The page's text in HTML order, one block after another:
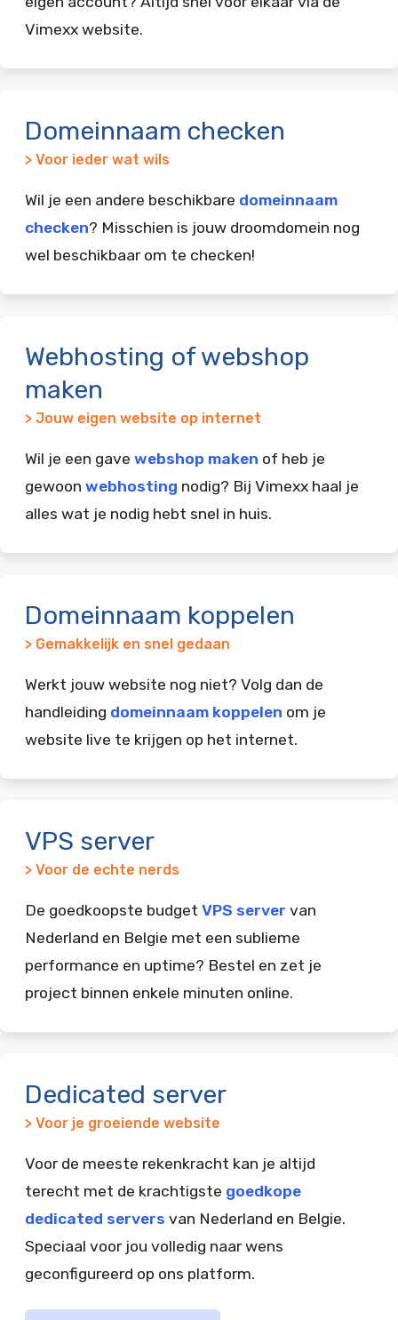
Vimexx website.
Domeinnaam checken
> Voor ieder wat wils
Wil je een andere beschikbare domeinnaam
checken? Misschien is jouw droomdomein nog
wel beschikbaar om te checken!
Webhosting of webshop
maken
> Jouw eigen website op internet
Wil je een gave webshop maken of heb je
gewoon webhosting nodig? Bij Vimexx haal je
alles wat je nodig hebt snel in huis.
Domeinnaam koppelen
> Gemakkelijk en snel gedaan
Werkt jouw website nog niet? Volg dan de
handleiding domeinnaam koppelen om je
website live te krijgen op het internet.
VPS server
> Voor de echte nerds
De goedkoopste budget VPS server van
Nederland en Belgie met een sublieme
performance en uptime? Bestel en zet je
project binnen enkele minuten online.
Dedicated server
> Voor je groeiende website
Voor de meeste rekenkracht kan je altijd
terecht met de krachtigste goedkope
dedicated servers van Nederland en Belgie.
Speciaal voor jou volledig naar wens
geconfigureerd op ons platform.